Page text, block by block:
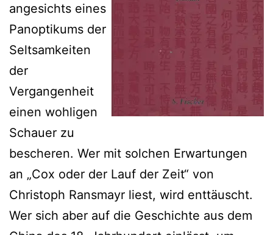
angesichts eines
Panoptikums der
Seltsamkeiten
der
Vergangenheit
einen wohligen
Schauer zu
bescheren. Wer mit solchen Erwartungen
an „Cox oder der Lauf der Zeit“ von
Christoph Ransmayr liest, wird enttäuscht.
Wer sich aber auf die Geschichte aus dem